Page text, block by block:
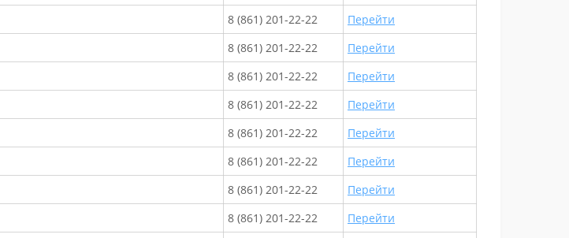
8 (861) 201-22-22
Перейти
8 (861) 201-22-22
Перейти
8 (861) 201-22-22
Перейти
8 (861) 201-22-22
Перейти
8 (861) 201-22-22
Перейти
8 (861) 201-22-22
Перейти
8 (861) 201-22-22
Перейти
8 (861) 201-22-22
Перейти